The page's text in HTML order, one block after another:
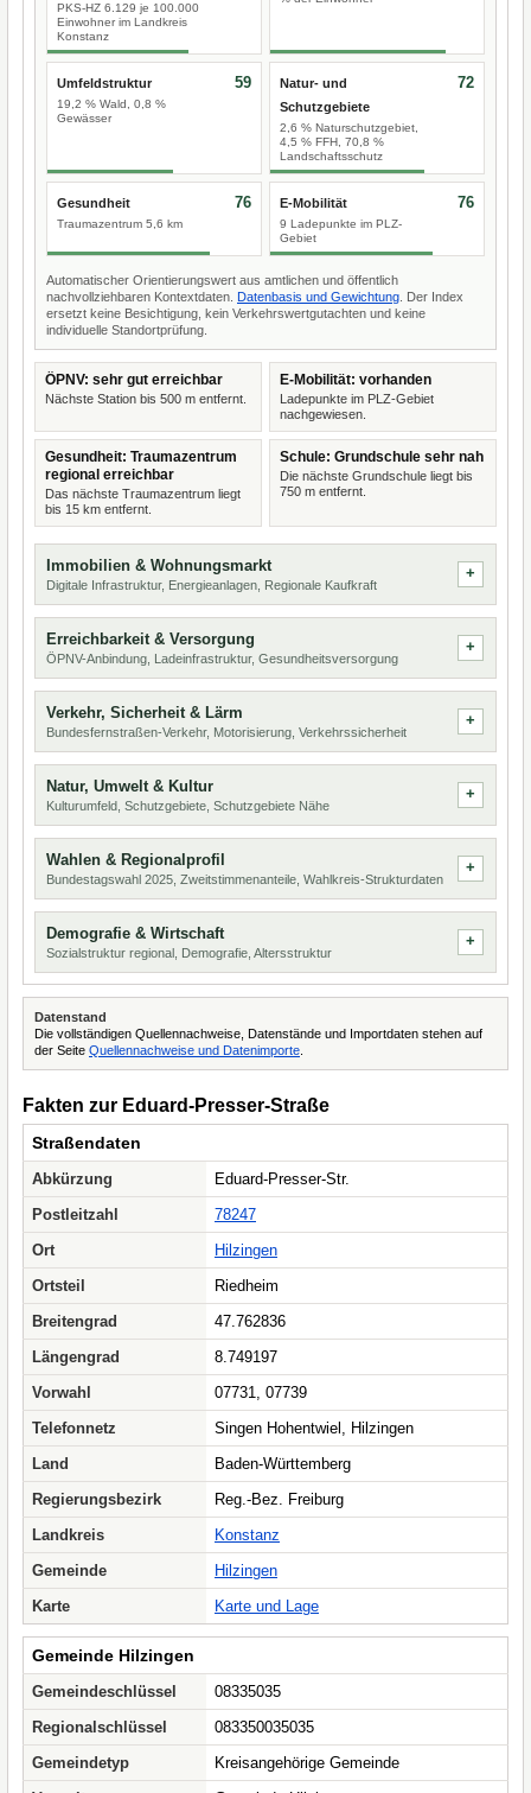
PKS-HZ 6.129 je 100.000
Einwohner im Landkreis
Konstanz
Umfeldstruktur
19,2 % Wald, 0,8 %
Gewässer
59
Natur- und
Schutzgebiete
2,6 % Naturschutzgebiet,
4,5 % FFH, 70,8 %
Landschaftsschutz
72
Gesundheit
Traumazentrum 5,6 km
76 E-Mobilität
9 Ladepunkte im PLZ-
Gebiet
76
Automatischer Orientierungswert aus amtlichen und öffentlich
nachvollziehbaren Kontextdaten. Datenbasis und Gewichtung . Der Index
ersetzt keine Besichtigung, kein Verkehrswertgutachten und keine
individuelle Standortprüfung.
ÖPNV: sehr gut erreichbar
Nächste Station bis 500 m entfernt.
E-Mobilität: vorhanden
Ladepunkte im PLZ-Gebiet
nachgewiesen.
Gesundheit: Traumazentrum
regional erreichbar
Das nächste Traumazentrum liegt
bis 15 km entfernt.
Schule: Grundschule sehr nah
Die nächste Grundschule liegt bis
750 m entfernt.
Immobilien & Wohnungsmarkt
Digitale Infrastruktur, Energieanlagen, Regionale Kaufkraft
Erreichbarkeit & Versorgung
ÖPNV-Anbindung, Ladeinfrastruktur, Gesundheitsversorgung
Verkehr, Sicherheit & Lärm
Bundesfernstraßen-Verkehr, Motorisierung, Verkehrssicherheit
Natur, Umwelt & Kultur
Kulturumfeld, Schutzgebiete, Schutzgebiete Nähe
Wahlen & Regionalprofil
Bundestagswahl 2025, Zweitstimmenanteile, Wahlkreis-Strukturdaten
Demografie & Wirtschaft
Sozialstruktur regional, Demografie, Altersstruktur
Datenstand
Die vollständigen Quellennachweise, Datenstände und Importdaten stehen auf
der Seite Quellennachweise und Datenimporte
Fakten zur Eduard-Presser-Straße
Straßendaten
Abkürzung
Eduard-Presser-Str.
Postleitzahl
78247
Ort
Hilzingen
Ortsteil
Riedheim
Breitengrad
47.762836
Längengrad
8.749197
Vorwahl
07731, 07739
Telefonnetz
Singen Hohentwiel, Hilzingen
Land
Baden-Württemberg
Regierungsbezirk
Reg.-Bez. Freiburg
Landkreis
Konstanz
Gemeinde
Hilzingen
Karte
Karte und Lage
Gemeinde Hilzingen
Gemeindeschlüssel
08335035
Regionalschlüssel
083350035035
Gemeindetyp
Kreisangehörige Gemeinde